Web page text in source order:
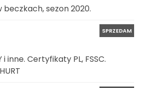
beczkach, sezon 2020.
SPRZEDAM
i inne. Certyfikaty PL, FSSC.